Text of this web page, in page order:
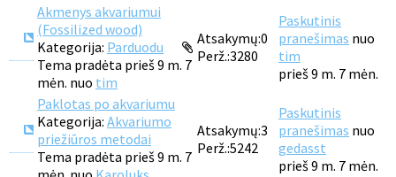
Akmenys akvariumui
(Fossilized wood)
Kategorija: Parduodu
Tema pradėta prieš 9 m. 7
mėn. nuo tim
Atsakymų:0
Perž.:3280
Paskutinis
pranešimas nuo
tim
prieš 9 m. 7 mėn.
Paklotas po akvariumu
Kategorija: Akvariumo
priežiūros metodai
Tema pradėta prieš 9 m. 7
Atsakymų:3
Perž.:5242
Paskutinis
pranešimas nuo
gedasst
prieš 9 m. 7 mėn.